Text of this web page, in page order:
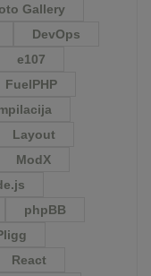
Gallery
DevOps
e107
FuelPHP
Layout
ModX
phpBB
React